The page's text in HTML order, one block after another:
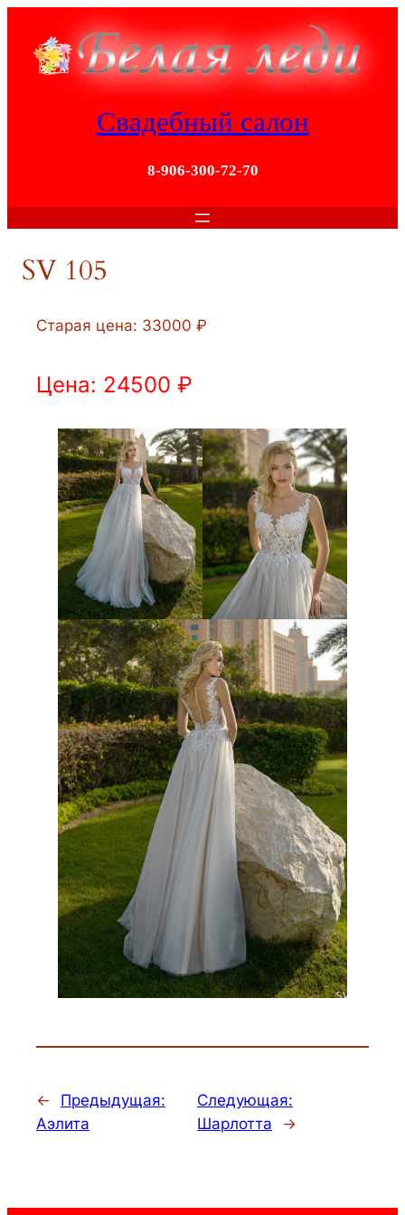
содержимому
Свадебный салон
8-906-300-72-70
SV 105
Старая цена: 33000 ₽
Цена: 24500 ₽
←
Предыдущая:
Аэлита
Следующая:
Шарлотта
→